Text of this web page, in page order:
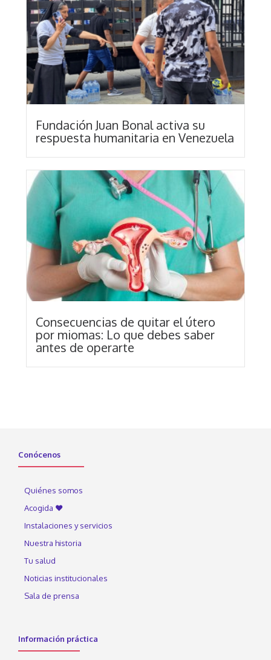
Fundación Juan Bonal activa su
respuesta humanitaria en Venezuela
Consecuencias de quitar el útero
por miomas: Lo que debes saber
antes de operarte
Conócenos
Quiénes somos
Acogida ♥
Instalaciones y servicios
Nuestra historia
Tu salud
Noticias institucionales
Sala de prensa
Información práctica